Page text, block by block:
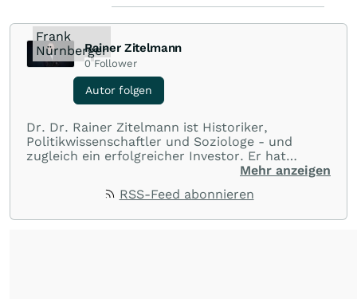
Frank
NürnbergerRainer Zitelmann
0 Follower
Autor folgen
Dr. Dr. Rainer Zitelmann ist Historiker,
Politikwissenschaftler und Soziologe - und
zugleich ein erfolgreicher Investor. Er hat
zahlreiche Bücher auch zu den Themen
herausgegeben, viele davon sind in zahlreiche
Mehr anzeigen
RSS-Feed abonnieren